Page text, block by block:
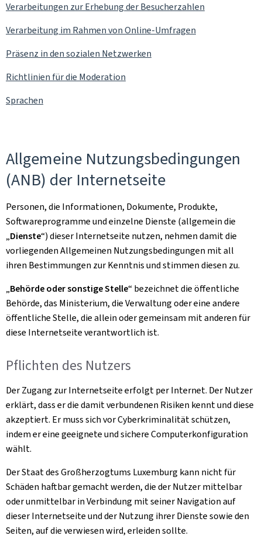
Verarbeitungen zur Erhebung der Besucherzahlen
Verarbeitung im Rahmen von Online-Umfragen
Präsenz in den sozialen Netzwerken
Richtlinien für die Moderation
Sprachen
Allgemeine Nutzungsbedingungen
(ANB) der Internetseite
Personen, die Informationen, Dokumente, Produkte,
Softwareprogramme und einzelne Dienste (allgemein die
„Dienste“) dieser Internetseite nutzen, nehmen damit die
vorliegenden Allgemeinen Nutzungsbedingungen mit all
ihren Bestimmungen zur Kenntnis und stimmen diesen zu.
„Behörde oder sonstige Stelle“ bezeichnet die öffentliche
Behörde, das Ministerium, die Verwaltung oder eine andere
öffentliche Stelle, die allein oder gemeinsam mit anderen für
diese Internetseite verantwortlich ist.
Pflichten des Nutzers
Der Zugang zur Internetseite erfolgt per Internet. Der Nutzer
erklärt, dass er die damit verbundenen Risiken kennt und diese
akzeptiert. Er muss sich vor Cyberkriminalität schützen,
indem er eine geeignete und sichere Computerkonfiguration
wählt.
Der Staat des Großherzogtums Luxemburg kann nicht für
Schäden haftbar gemacht werden, die der Nutzer mittelbar
oder unmittelbar in Verbindung mit seiner Navigation auf
dieser Internetseite und der Nutzung ihrer Dienste sowie den
Seiten, auf die verwiesen wird, erleiden sollte.